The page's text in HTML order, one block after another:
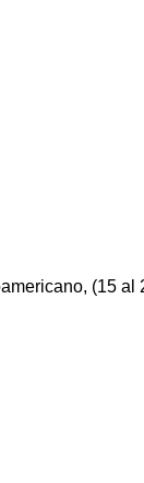
(15